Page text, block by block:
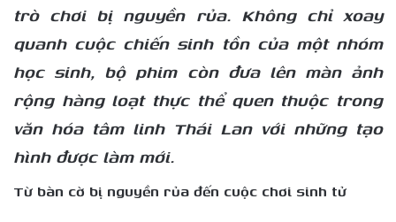
trò chơi bị nguyền rủa. Không chỉ xoay
quanh cuộc chiến sinh tồn của một nhóm
học sinh, bộ phim còn đưa lên màn ảnh
rộng hàng loạt thực thể quen thuộc trong
văn hóa tâm linh Thái Lan với những tạo
hình được làm mới.
Từ bàn cờ bị nguyền rủa đến cuộc chơi sinh tử